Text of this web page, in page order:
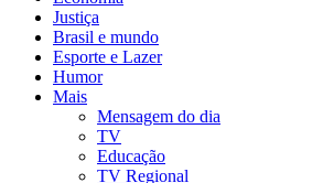
Justiça
Brasil e mundo
Esporte e Lazer
Humor
Mais
Mensagem do dia
TV
Educação
TV Regional